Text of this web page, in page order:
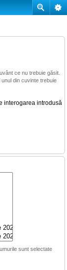
ce nu trebuie găsit.
din cuvinte trebuie
interogarea introdusă
sunt selectate